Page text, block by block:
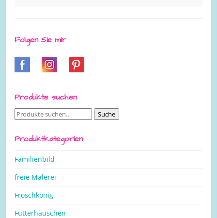
Folgen Sie mir
Produkte suchen
Suche
Suche
Produktkategorien
Familienbild
freie Malerei
Froschkönig
Futterhäuschen